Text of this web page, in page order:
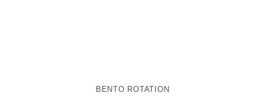
BENTO ROTATION